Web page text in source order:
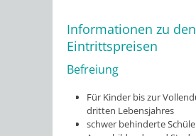
Informationen zu den
Eintrittspreisen
Befreiung
Für Kinder bis zur
dritten Lebensjahres
schwer behinderte